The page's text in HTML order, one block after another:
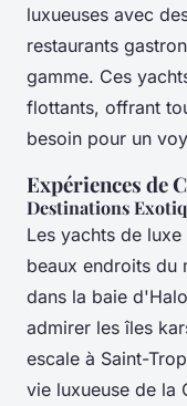
luxueuses avec
restaurants
gamme. Ces
flottants, offrant
besoin pour un
Expériences de
Destinations
Les yachts de
beaux endroits du
dans la baie
admirer les îles
escale à Saint-
vie luxueuse de la